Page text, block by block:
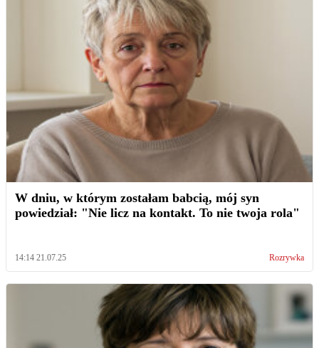
W dniu, w którym zostałam babcią, mój syn
powiedział: "Nie licz na kontakt. To nie twoja rola"
14:14 21.07.25 Rozrywka